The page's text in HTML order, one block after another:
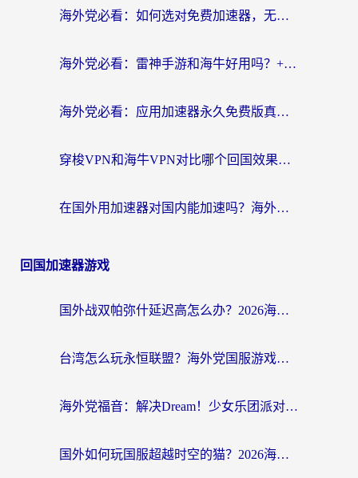
海外党必看：如何选对免费加速器，无缝访问国内资源不踩坑？
海外党必看：雷神手游和海牛好用吗？+3款热门加速器实测对比，附番茄加速器无缝回国指南
海外党必看：应用加速器永久免费版真的存在吗？教你选对回国加速器无缝刷国内资源
穿梭VPN和海牛VPN对比哪个回国效果更好？海外华人亲测3款热门加速器+避坑指南
在国外用加速器对国内能加速吗？海外党亲测有效的无缝访问指南
回国加速器游戏
国外战双帕弥什延迟高怎么办？2026海外畅玩国服游戏终极指南（附实测工具推荐）
台湾怎么玩永恒联盟？海外党国服游戏加速器选择全攻略（附3大热门游戏实测）
海外党福音：解决Dream！少女乐团派对！国外延迟的实用指南，附北美英国游戏加速方案
国外如何玩国服超越时空的猫？2026海外党必看的加速器选择指南